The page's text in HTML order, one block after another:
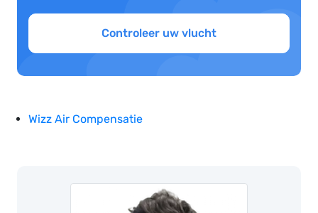
Controleer uw vlucht
Wizz Air Compensatie